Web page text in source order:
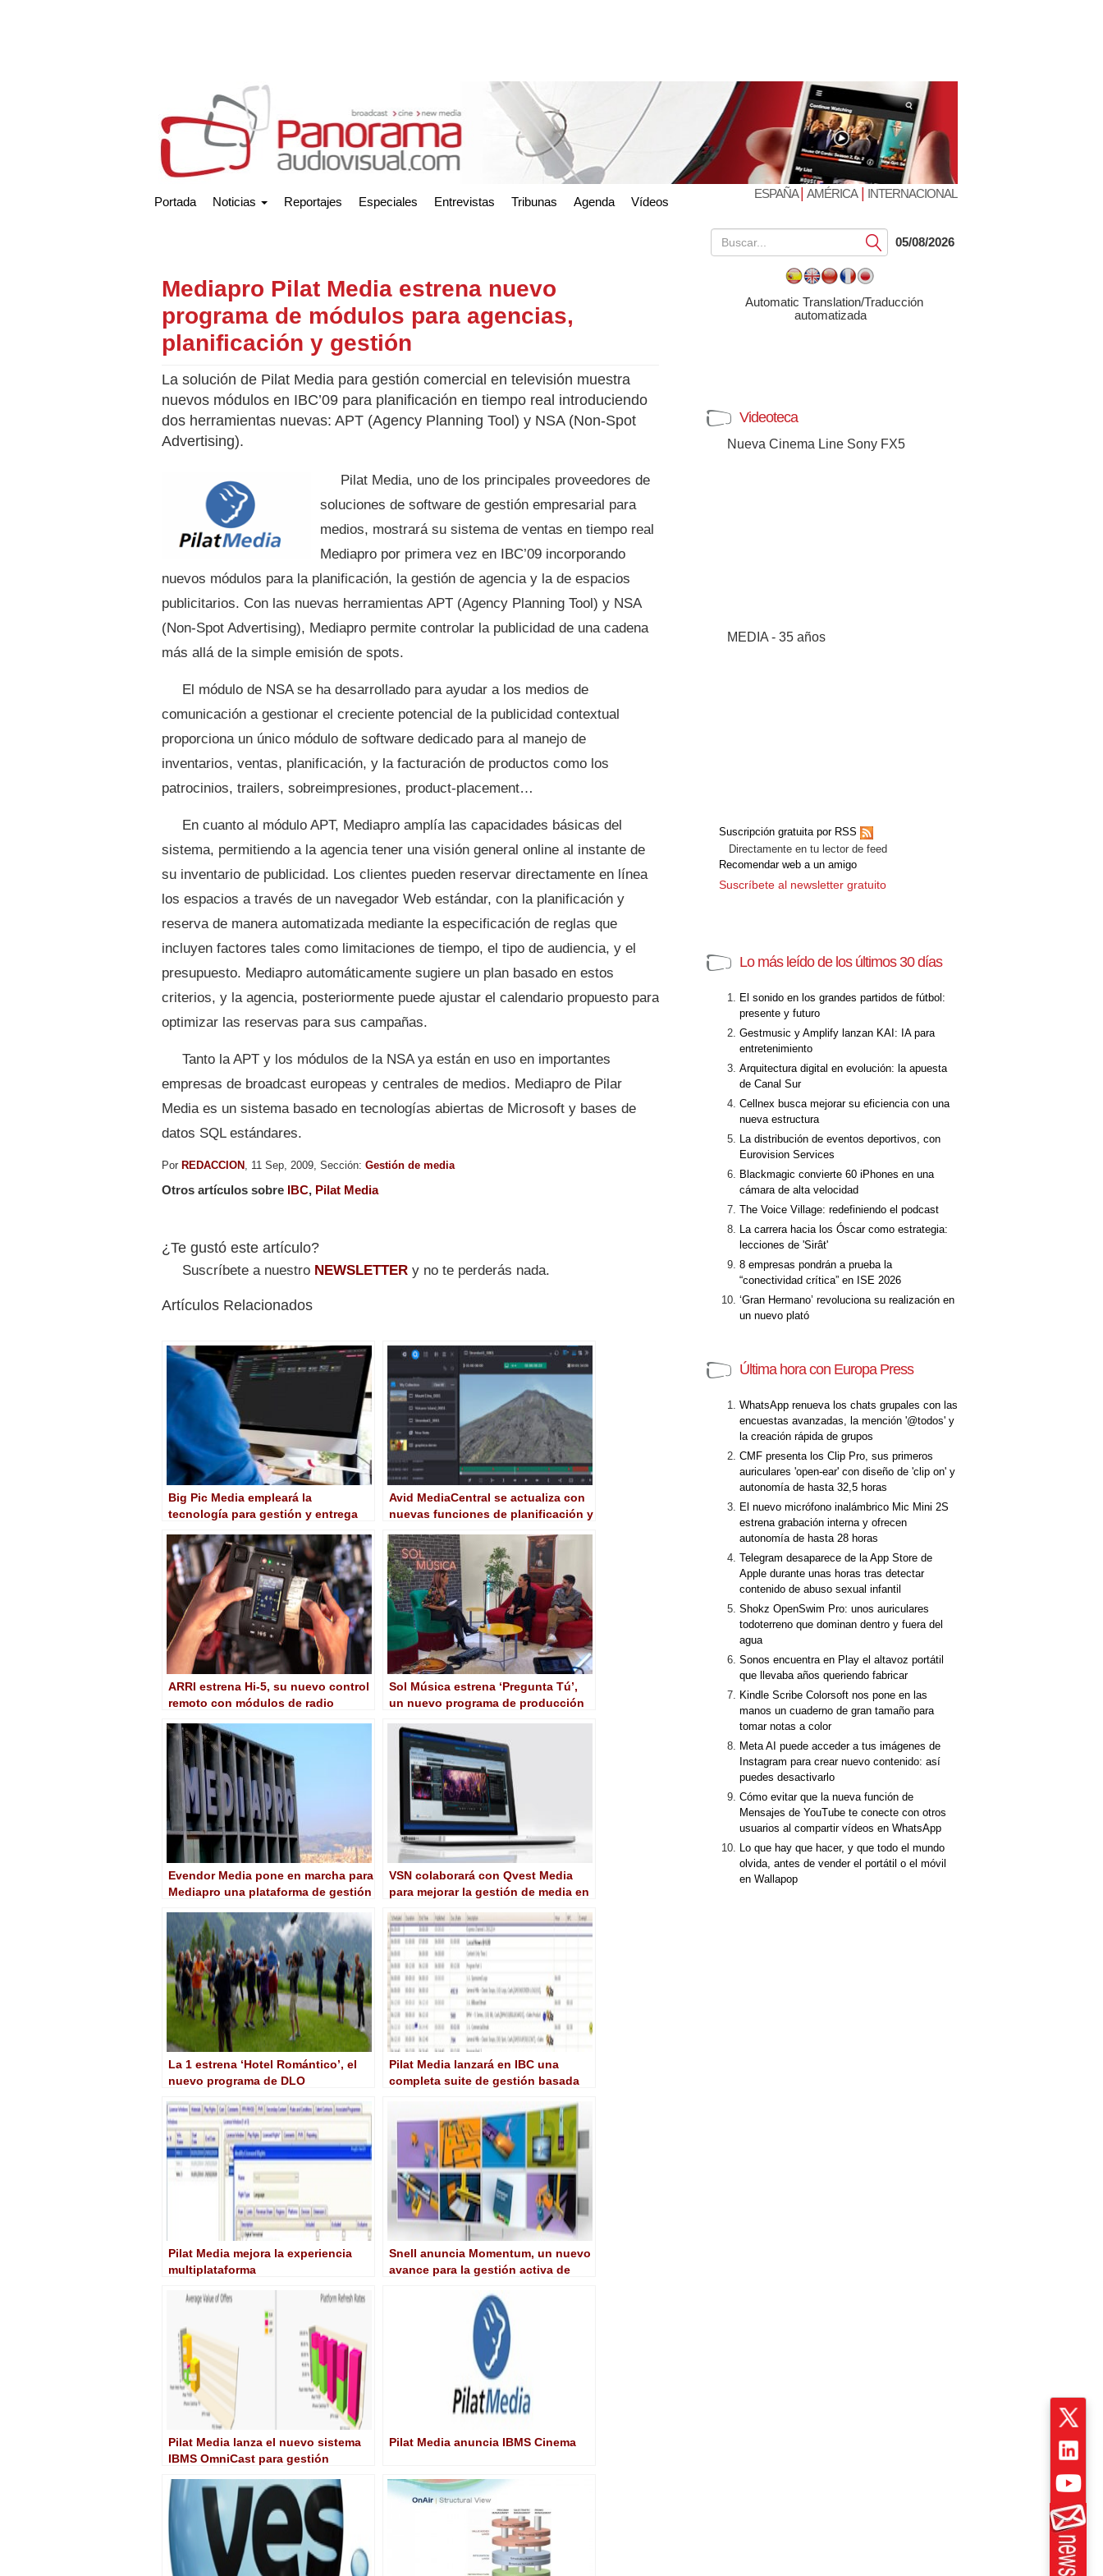
Portada Noticias Reportajes Especiales Entrevistas Tribunas Agenda Vídeos
ESPAÑA| AMÉRICA| INTERNACIONAL
Mediapro Pilat Media estrena nuevo
programa de módulos para agencias,
planificación y gestión
La solución de Pilat Media para gestión comercial en televisión muestra
nuevos módulos en IBC’09 para planificación en tiempo real introduciendo
dos herramientas nuevas: APT (Agency Planning Tool) y NSA (Non-Spot
Advertising).
Pilat Media, uno de los principales proveedores de
soluciones de software de gestión empresarial para
medios, mostrará su sistema de ventas en tiempo real
Mediapro por primera vez en IBC’09 incorporando
nuevos módulos para la planificación, la gestión de agencia y la de espacios
publicitarios. Con las nuevas herramientas APT (Agency Planning Tool) y NSA
(Non-Spot Advertising), Mediapro permite controlar la publicidad de una cadena
más allá de la simple emisión de spots.
El módulo de NSA se ha desarrollado para ayudar a los medios de
comunicación a gestionar el creciente potencial de la publicidad contextual
proporciona un único módulo de software dedicado para al manejo de
inventarios, ventas, planificación, y la facturación de productos como los
patrocinios, trailers, sobreimpresiones, product-placement…
En cuanto al módulo APT, Mediapro amplía las capacidades básicas del
sistema, permitiendo a la agencia tener una visión general online al instante de
su inventario de publicidad. Los clientes pueden reservar directamente en línea
los espacios a través de un navegador Web estándar, con la planificación y
reserva de manera automatizada mediante la especificación de reglas que
incluyen factores tales como limitaciones de tiempo, el tipo de audiencia, y el
presupuesto. Mediapro automáticamente sugiere un plan basado en estos
criterios, y la agencia, posteriormente puede ajustar el calendario propuesto para
optimizar las reservas para sus campañas.
Tanto la APT y los módulos de la NSA ya están en uso en importantes
empresas de broadcast europeas y centrales de medios. Mediapro de Pilar
Media es un sistema basado en tecnologías abiertas de Microsoft y bases de
datos SQL estándares.
Por REDACCION , 11 Sep, 2009, Sección: Gestión de media
Otros artículos sobre IBC, Pilat Media
¿Te gustó este artículo?
Suscríbete a nuestro NEWSLETTER y no te perderás nada.
Artículos Relacionados
Big Pic Media empleará la
tecnología para gestión y entrega
Avid MediaCentral se actualiza con
nuevas funciones de planificación y
ARRI estrena Hi-5, su nuevo control
remoto con módulos de radio
inteligentes
Sol Música estrena ‘Pregunta Tú’,
un nuevo programa de producción
Evendor Media pone en marcha para
Mediapro una plataforma de gestión
VSN colaborará con Qvest Media
para mejorar la gestión de media en
La 1 estrena ‘Hotel Romántico’, el
nuevo programa de DLO
Pilat Media lanzará en IBC una
completa suite de gestión basada
Pilat Media mejora la experiencia
multiplataforma
Snell anuncia Momentum, un nuevo
avance para la gestión activa de
Pilat Media lanza el nuevo sistema
IBMS OmniCast para gestión
Pilat Media anuncia IBMS Cinema
Submit05/08/2026
Automatic Translation/Traducción
automatizada
Videoteca
Nueva Cinema Line Sony FX5
MEDIA - 35 años
Suscripción gratuita por RSS
Directamente en tu lector de feed
Recomendar web a un amigo
Suscríbete al newsletter gratuito
Lo más leído de los últimos 30 días
El sonido en los grandes partidos de fútbol:
presente y futuro
Gestmusic y Amplify lanzan KAI: IA para
entretenimiento
Arquitectura digital en evolución: la apuesta
de Canal Sur
Cellnex busca mejorar su eficiencia con una
nueva estructura
La distribución de eventos deportivos, con
Eurovision Services
Blackmagic convierte 60 iPhones en una
cámara de alta velocidad
The Voice Village: redefiniendo el podcast
La carrera hacia los Óscar como estrategia:
lecciones de 'Sirât'
8 empresas pondrán a prueba la
“conectividad crítica” en ISE 2026
‘Gran Hermano’ revoluciona su realización en
un nuevo plató
Última hora con Europa Press
WhatsApp renueva los chats grupales con las
encuestas avanzadas, la mención '@todos' y
la creación rápida de grupos
CMF presenta los Clip Pro, sus primeros
auriculares 'open-ear' con diseño de 'clip on' y
autonomía de hasta 32,5 horas
El nuevo micrófono inalámbrico Mic Mini 2S
estrena grabación interna y ofrecen
autonomía de hasta 28 horas
Telegram desaparece de la App Store de
Apple durante unas horas tras detectar
contenido de abuso sexual infantil
Shokz OpenSwim Pro: unos auriculares
todoterreno que dominan dentro y fuera del
agua
Sonos encuentra en Play el altavoz portátil
que llevaba años queriendo fabricar
Kindle Scribe Colorsoft nos pone en las
manos un cuaderno de gran tamaño para
tomar notas a color
Meta AI puede acceder a tus imágenes de
Instagram para crear nuevo contenido: así
puedes desactivarlo
Cómo evitar que la nueva función de
Mensajes de YouTube te conecte con otros
usuarios al compartir vídeos en WhatsApp
Lo que hay que hacer, y que todo el mundo
olvida, antes de vender el portátil o el móvil
en Wallapop